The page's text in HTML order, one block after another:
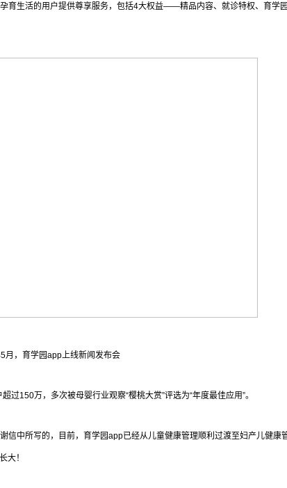
育生活的用户提供尊享服务，包括4大权益——精品内容、就诊特权、育学园
月，育学园app上线新闻发布会
150万，多次被母婴行业观察“樱桃大赏”评选为“年度最佳应用”。
信中所写的，目前，育学园app已经从儿童健康管理顺利过渡至妇产儿健康
大！